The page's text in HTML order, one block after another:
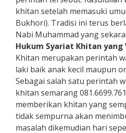
khitan setelah memasuki
Bukhori). Tradisi ini terus
Nabi Muhammad yang
Hukum Syariat Khitan yang
Khitan merupakan perintah
laki baik anak kecil maupun
Sebagai salah satu perintah
khitan semarang
memberikan khitan yang
tidak sempurna akan
masalah dikemudian hari